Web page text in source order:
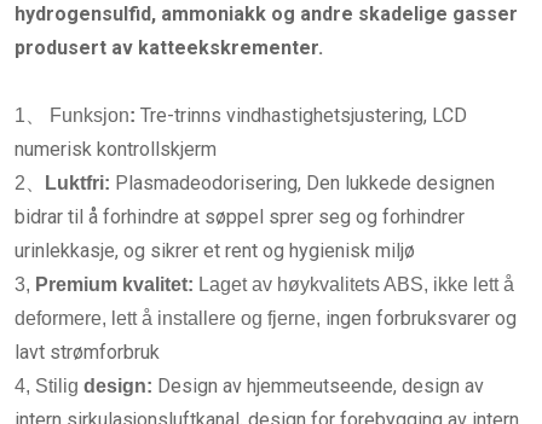
hydrogensulfid, ammoniakk og andre skadelige gasser
produsert av katteekskrementer.
1、 Funksjon: Tre-trinns vindhastighetsjustering, LCD
numerisk kontrollskjerm
2、 Luktfri: Plasmadeodorisering, Den lukkede designen
bidrar til å forhindre at søppel sprer seg og forhindrer
urinlekkasje, og sikrer et rent og hygienisk miljø
3, Premium kvalitet: Laget av høykvalitets ABS, ikke lett å
deformere, lett å installere og fjerne, ingen forbruksvarer og
lavt strømforbruk
4, Stilig design: Design av hjemmeutseende, design av